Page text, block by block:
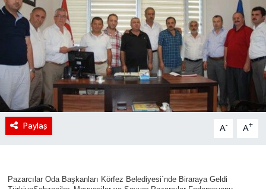
Paylaş A- A+
Pazarcılar Oda Başkanları Körfez Belediyesi´nde Biraraya Geldi